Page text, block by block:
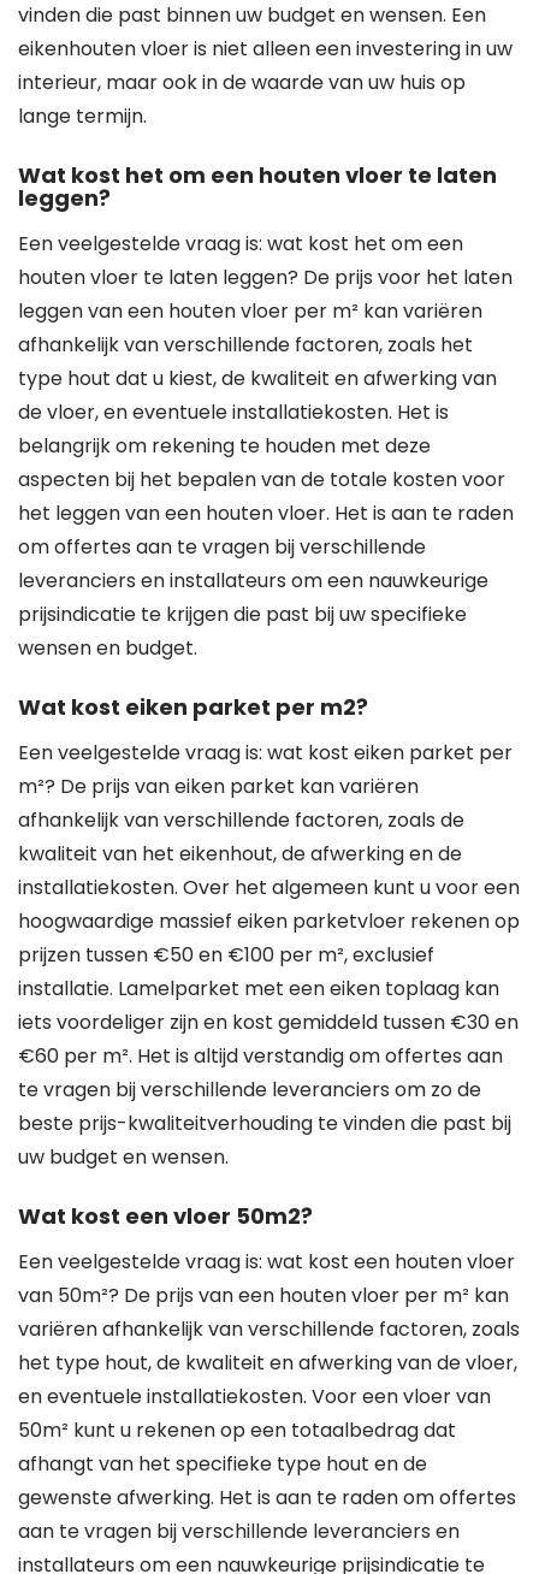
vinden die past binnen uw budget en wensen. Een
eikenhouten vloer is niet alleen een investering in uw
interieur, maar ook in de waarde van uw huis op
lange termijn.
Wat kost het om een houten vloer te laten
leggen?
Een veelgestelde vraag is: wat kost het om een
houten vloer te laten leggen? De prijs voor het laten
leggen van een houten vloer per m² kan variëren
afhankelijk van verschillende factoren, zoals het
type hout dat u kiest, de kwaliteit en afwerking van
de vloer, en eventuele installatiekosten. Het is
belangrijk om rekening te houden met deze
aspecten bij het bepalen van de totale kosten voor
het leggen van een houten vloer. Het is aan te raden
om offertes aan te vragen bij verschillende
leveranciers en installateurs om een nauwkeurige
prijsindicatie te krijgen die past bij uw specifieke
wensen en budget.
Wat kost eiken parket per m2?
Een veelgestelde vraag is: wat kost eiken parket per
m²? De prijs van eiken parket kan variëren
afhankelijk van verschillende factoren, zoals de
kwaliteit van het eikenhout, de afwerking en de
installatiekosten. Over het algemeen kunt u voor een
hoogwaardige massief eiken parketvloer rekenen op
prijzen tussen €50 en €100 per m², exclusief
installatie. Lamelparket met een eiken toplaag kan
iets voordeliger zijn en kost gemiddeld tussen €30 en
€60 per m². Het is altijd verstandig om offertes aan
te vragen bij verschillende leveranciers om zo de
beste prijs-kwaliteitverhouding te vinden die past bij
uw budget en wensen.
Wat kost een vloer 50m2?
Een veelgestelde vraag is: wat kost een houten vloer
van 50m²? De prijs van een houten vloer per m² kan
variëren afhankelijk van verschillende factoren, zoals
het type hout, de kwaliteit en afwerking van de vloer,
en eventuele installatiekosten. Voor een vloer van
50m² kunt u rekenen op een totaalbedrag dat
afhangt van het specifieke type hout en de
gewenste afwerking. Het is aan te raden om offertes
aan te vragen bij verschillende leveranciers en
installateurs om een nauwkeurige prijsindicatie te